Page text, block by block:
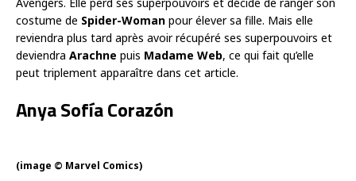
Avengers. Elle perd ses superpouvoirs et décide de ranger son
costume de Spider-Woman pour élever sa fille. Mais elle
reviendra plus tard après avoir récupéré ses superpouvoirs et
deviendra Arachne puis Madame Web, ce qui fait qu’elle
peut triplement apparaître dans cet article.
Anya Sofía Corazón
(image © Marvel Comics)